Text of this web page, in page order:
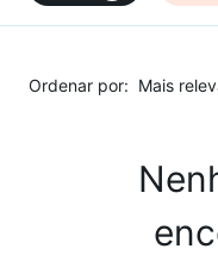
Ordenar por: Mais